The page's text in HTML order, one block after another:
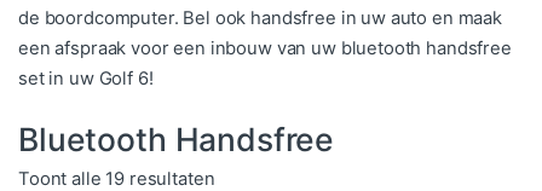
de boordcomputer. Bel ook handsfree in uw auto en maak
een afspraak voor een inbouw van uw bluetooth handsfree
set in uw Golf 6!
Bluetooth Handsfree
Toont alle 19 resultatenGesorteerd op populariteit